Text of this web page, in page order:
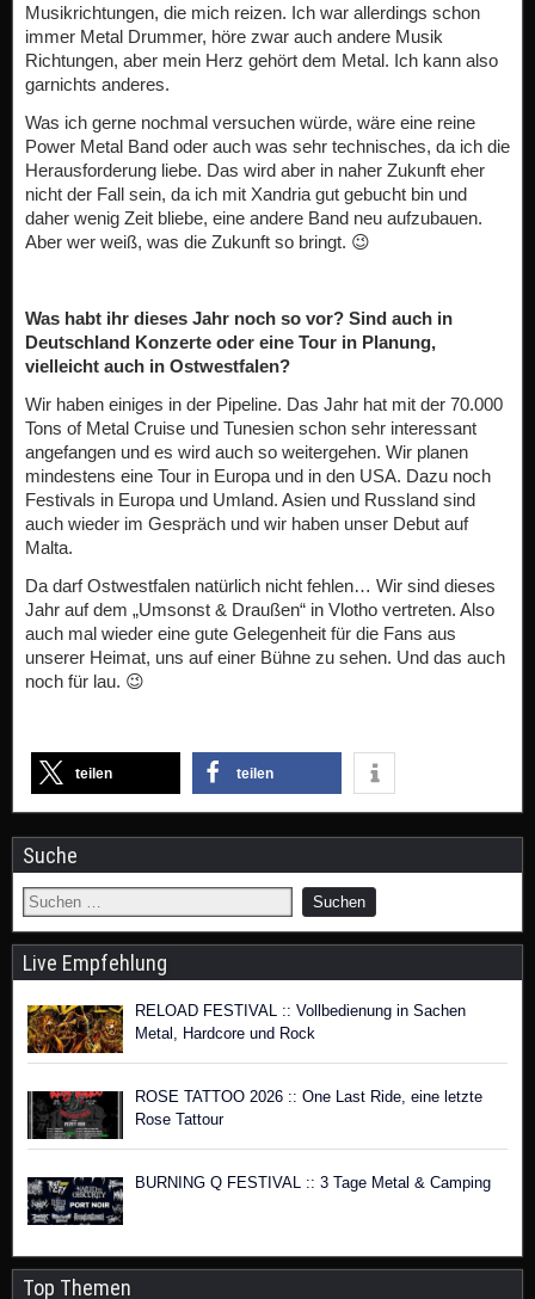
Musikrichtungen, die mich reizen. Ich war allerdings schon
immer Metal Drummer, höre zwar auch andere Musik
Richtungen, aber mein Herz gehört dem Metal. Ich kann also
garnichts anderes.
Was ich gerne nochmal versuchen würde, wäre eine reine
Power Metal Band oder auch was sehr technisches, da ich die
Herausforderung liebe. Das wird aber in naher Zukunft eher
nicht der Fall sein, da ich mit Xandria gut gebucht bin und
daher wenig Zeit bliebe, eine andere Band neu aufzubauen.
Aber wer weiß, was die Zukunft so bringt. 😉
Was habt ihr dieses Jahr noch so vor? Sind auch in
Deutschland Konzerte oder eine Tour in Planung,
vielleicht auch in Ostwestfalen?
Wir haben einiges in der Pipeline. Das Jahr hat mit der 70.000
Tons of Metal Cruise und Tunesien schon sehr interessant
angefangen und es wird auch so weitergehen. Wir planen
mindestens eine Tour in Europa und in den USA. Dazu noch
Festivals in Europa und Umland. Asien und Russland sind
auch wieder im Gespräch und wir haben unser Debut auf
Malta.
Da darf Ostwestfalen natürlich nicht fehlen… Wir sind dieses
Jahr auf dem „Umsonst & Draußen“ in Vlotho vertreten. Also
auch mal wieder eine gute Gelegenheit für die Fans aus
unserer Heimat, uns auf einer Bühne zu sehen. Und das auch
noch für lau. 😉
teilen teilen
Suche
Live Empfehlung
RELOAD FESTIVAL :: Vollbedienung in Sachen
Metal, Hardcore und Rock
ROSE TATTOO 2026 :: One Last Ride, eine letzte
Rose Tattour
BURNING Q FESTIVAL :: 3 Tage Metal & Camping
Top Themen